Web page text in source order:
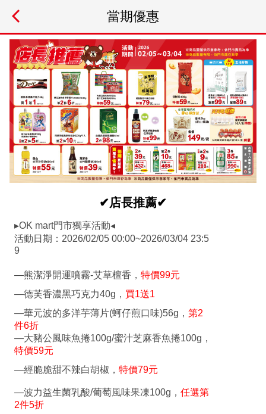
當期優惠
✔店長推薦✔
▸OK mart門市獨享活動◂
活動日期：2026/02/05 00:00~2026/03/04 23:5
9
—熊潔淨開運噴霧-艾草檀香， 特價99元
—德芙香濃黑巧克力40g， 買1送1
—華元波的多洋芋薄片(蚵仔煎口味)56g， 第2
件6折
—大豬公風味魚捲100g/蜜汁芝麻香魚捲100g，
特價59元
—經脆脆甜不辣白胡椒， 特價79元
—波力益生菌乳酸/葡萄風味果凍100g， 任選第
2件5折